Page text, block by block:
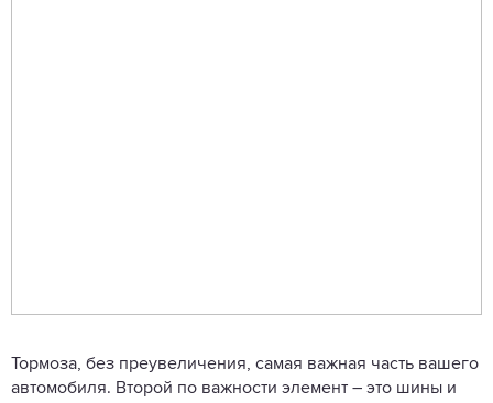
Тормоза, без преувеличения, самая важная часть вашего
автомобиля. Второй по важности элемент – это шины и